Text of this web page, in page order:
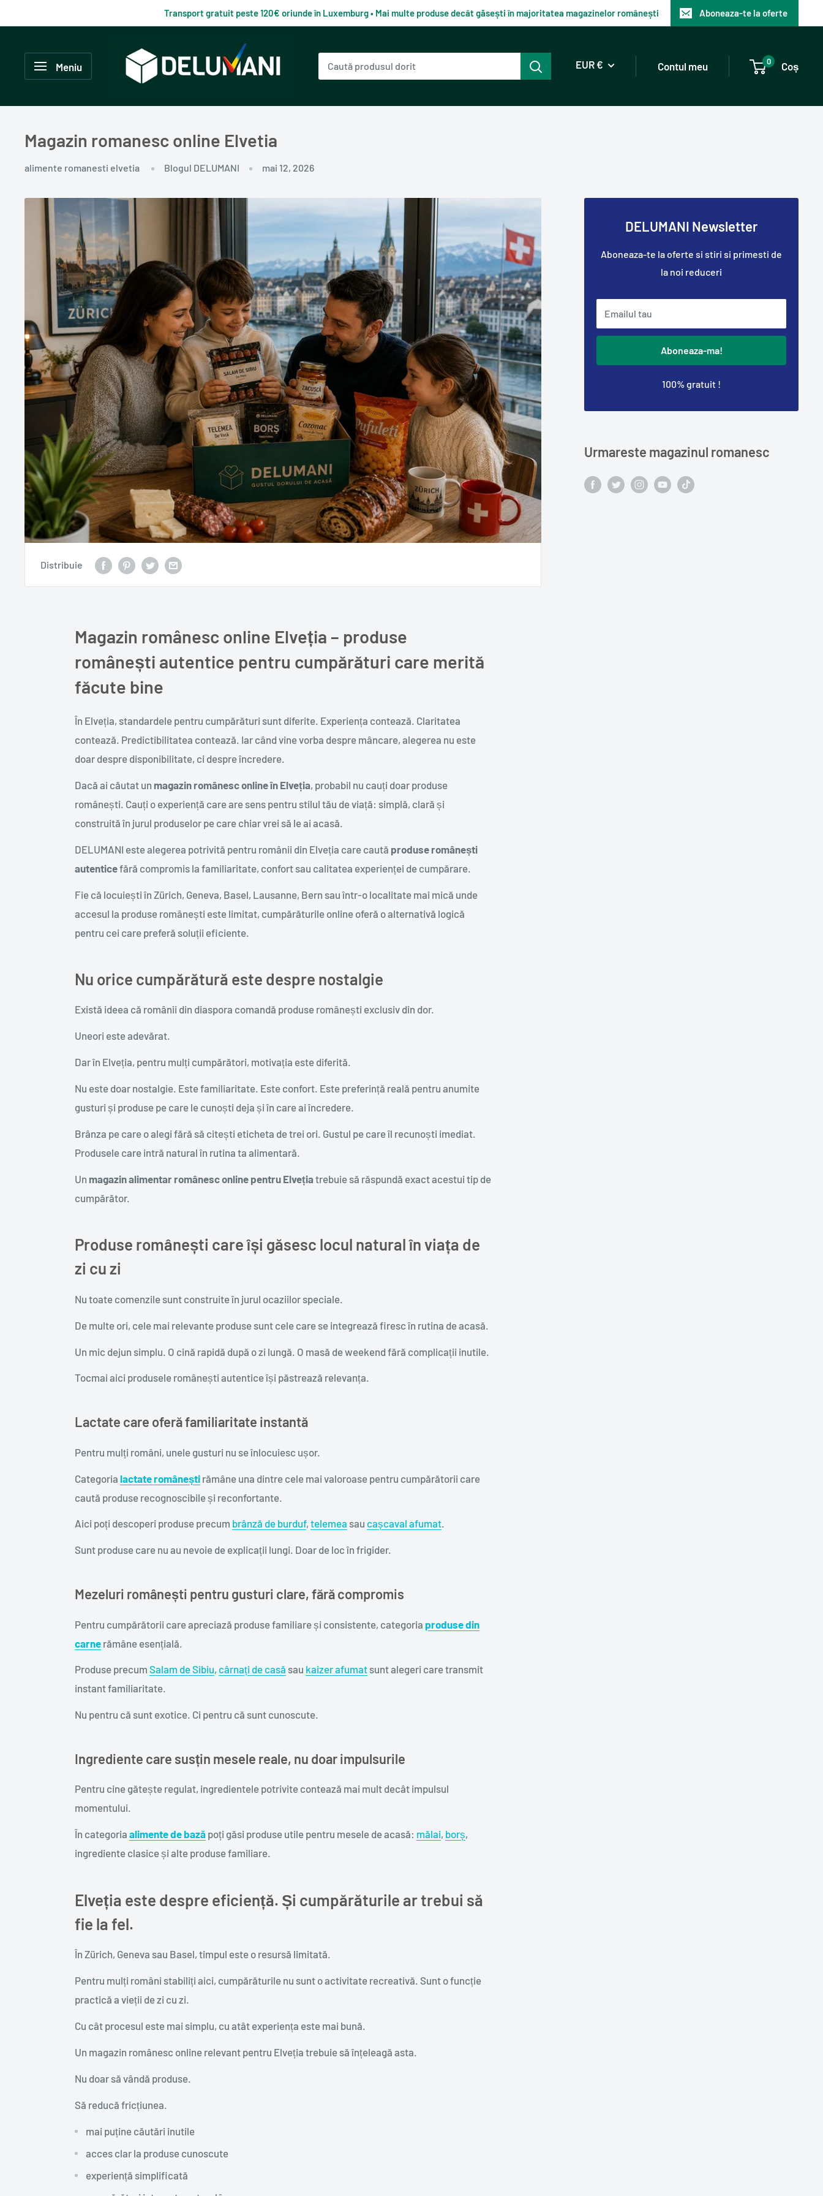
te
continut
Transport gratuit peste 120€ oriunde în Luxemburg • Mai multe produse decât găsești în majoritatea magazinelor românești Aboneaza-te la oferte
Meniu
Delumani
Magazin
EUR € Contul meu 0 Coș
Magazin romanesc online Elvetia
alimente romanesti elvetia Blogul DELUMANI mai 12, 2026
Distribuie
Magazin românesc online Elveția – produse
românești autentice pentru cumpărături care merită
făcute bine
În Elveția, standardele pentru cumpărături sunt diferite. Experiența contează. Claritatea
contează. Predictibilitatea contează. Iar când vine vorba despre mâncare, alegerea nu este
doar despre disponibilitate, ci despre încredere.
Dacă ai căutat un magazin românesc online în Elveția, probabil nu cauți doar produse
românești. Cauți o experiență care are sens pentru stilul tău de viață: simplă, clară și
construită în jurul produselor pe care chiar vrei să le ai acasă.
DELUMANI este alegerea potrivită pentru românii din Elveția care caută produse românești
autenticefără compromis la familiaritate, confort sau calitatea experienței de cumpărare.
Fie că locuiești în Zürich, Geneva, Basel, Lausanne, Bern sau într-o localitate mai mică unde
accesul la produse românești este limitat, cumpărăturile online oferă o alternativă logică
pentru cei care preferă soluții eficiente.
Nu orice cumpărătură este despre nostalgie
Există ideea că românii din diaspora comandă produse românești exclusiv din dor.
Uneori este adevărat.
Dar în Elveția, pentru mulți cumpărători, motivația este diferită.
Nu este doar nostalgie. Este familiaritate. Este confort. Este preferință reală pentru anumite
gusturi și produse pe care le cunoști deja și în care ai încredere.
Brânza pe care o alegi fără să citești eticheta de trei ori. Gustul pe care îl recunoști imediat.
Produsele care intră natural în rutina ta alimentară.
Un magazin alimentar românesc online pentru Elvețiatrebuie să răspundă exact acestui tip de
cumpărător.
Produse românești care își găsesc locul natural în viața de
zi cu zi
Nu toate comenzile sunt construite în jurul ocaziilor speciale.
De multe ori, cele mai relevante produse sunt cele care se integrează firesc în rutina de acasă.
Un mic dejun simplu. O cină rapidă după o zi lungă. O masă de weekend fără complicații inutile.
Tocmai aici produsele românești autentice își păstrează relevanța.
Lactate care oferă familiaritate instantă
Pentru mulți români, unele gusturi nu se înlocuiesc ușor.
Categoria lactate românești rămâne una dintre cele mai valoroase pentru cumpărătorii care
caută produse recognoscibile și reconfortante.
Aici poți descoperi produse precum brânză de burduf, telemea sau cașcaval afumat.
Sunt produse care nu au nevoie de explicații lungi. Doar de loc în frigider.
Mezeluri românești pentru gusturi clare, fără compromis
Pentru cumpărătorii care apreciază produse familiare și consistente, categoria produse din
carne rămâne esențială.
Produse precum Salam de Sibiu, cârnați de casă sau kaizer afumat sunt alegeri care transmit
instant familiaritate.
Nu pentru că sunt exotice. Ci pentru că sunt cunoscute.
Ingrediente care susțin mesele reale, nu doar impulsurile
Pentru cine gătește regulat, ingredientele potrivite contează mai mult decât impulsul
momentului.
În categoria alimente de bază poți găsi produse utile pentru mesele de acasă: mălai, borș,
ingrediente clasice și alte produse familiare.
Elveția este despre eficiență. Și cumpărăturile ar trebui să
fie la fel.
În Zürich, Geneva sau Basel, timpul este o resursă limitată.
Pentru mulți români stabiliți aici, cumpărăturile nu sunt o activitate recreativă. Sunt o funcție
practică a vieții de zi cu zi.
Cu cât procesul este mai simplu, cu atât experiența este mai bună.
Un magazin românesc online relevant pentru Elveția trebuie să înțeleagă asta.
Nu doar să vândă produse.
Să reducă fricțiunea.
mai puține căutări inutile
acces clar la produse cunoscute
experiență simplificată
DELUMANI Newsletter
Aboneaza-te la oferte si stiri si primesti de
la noi reduceri
Emailul tau
Aboneaza-ma!
100% gratuit !
Urmareste magazinul romanesc